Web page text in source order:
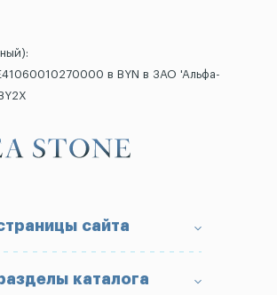
в BYN в ЗАО 'Альфа-
сайта
каталога